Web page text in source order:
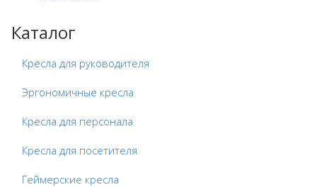
Каталог
Кресла для руководителя
Эргономичные кресла
Кресла для персонала
Кресла для посетителя
Геймерские кресла